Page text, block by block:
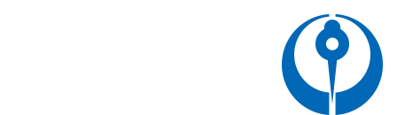
八
戸